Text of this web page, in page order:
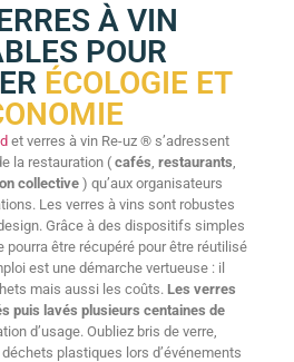
À VIN
POUR
ÉCOLOGIE ET
et verres à vin Re-uz ® s’adressent
la restauration ( cafés restaurants
collective) qu’aux organisateurs
Les verres à vins sont robustes
Grâce à des dispositifs simples
pourra être récupéré pour être réutilisé
est une démarche vertueuse : il
mais aussi les coûts. Les verres
puis lavés plusieurs centaines de
d’usage. Oubliez bris de verre,
plastiques lors d’événements